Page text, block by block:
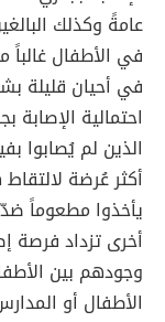
عامةً وكذلك
في الأطفال
في أحيان قليلة
احتمالية الإصابة
الذين لم يُصابوا
أكثر عُرضة
يأخذوا مطعوماً
أخرى تزداد فرصة
وجودهم بين
الأطفال أو